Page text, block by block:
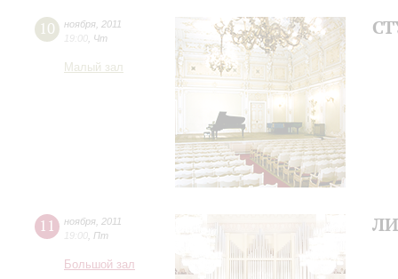
10 ноября 2011
19:00 Чт
Малый зал
11 ноября 2011
19:00 Пт
Большой зал